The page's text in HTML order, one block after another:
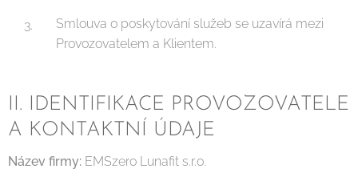
Smlouva o poskytování služeb se uzavírá mezi
Provozovatelem a Klientem.
II. IDENTIFIKACE PROVOZOVATELE
A KONTAKTNÍ ÚDAJE
Název firmy: EMSzero Lunafit s.r.o.